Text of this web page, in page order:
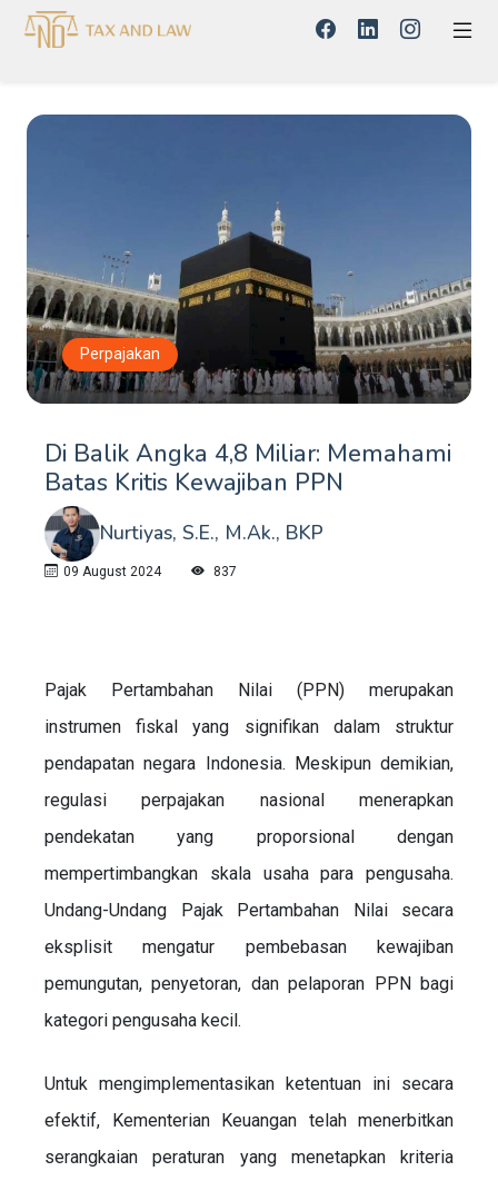
Perpajakan
Di Balik Angka 4,8 Miliar: Memahami
Batas Kritis Kewajiban PPN
Nurtiyas, S.E., M.Ak., BKP
09 August 2024 837
Pajak Pertambahan Nilai (PPN) merupakan
instrumen fiskal yang signifikan dalam struktur
pendapatan negara Indonesia. Meskipun demikian,
regulasi perpajakan nasional menerapkan
pendekatan yang proporsional dengan
mempertimbangkan skala usaha para pengusaha.
Undang-Undang Pajak Pertambahan Nilai secara
eksplisit mengatur pembebasan kewajiban
pemungutan, penyetoran, dan pelaporan PPN bagi
kategori pengusaha kecil.
Untuk mengimplementasikan ketentuan ini secara
efektif, Kementerian Keuangan telah menerbitkan
serangkaian peraturan yang menetapkan kriteria